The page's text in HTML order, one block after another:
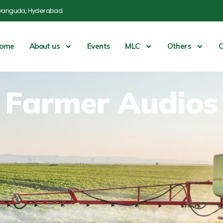
Hyderabad
About us Events MLC Others
Farmer Audios